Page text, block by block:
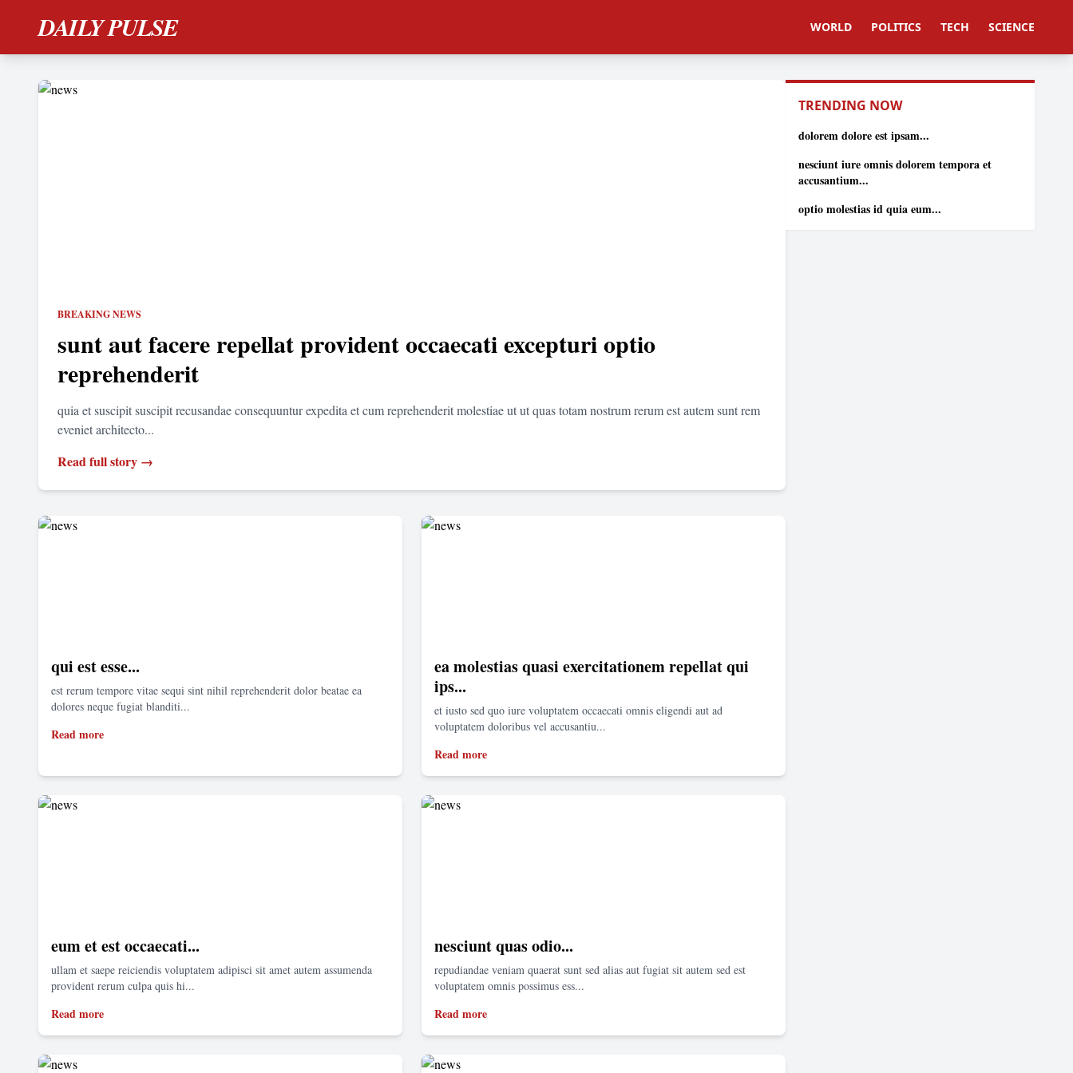
DAILY PULSE WORLD POLITICS TECH SCIENCE
BREAKING NEWS
sunt aut facere repellat provident occaecati excepturi optio
reprehenderit
quia et suscipit suscipit recusandae consequuntur expedita et cum reprehenderit molestiae ut ut quas totam nostrum rerum est autem sunt rem
eveniet architecto...
Read full story →
qui est esse...
est rerum tempore vitae sequi sint nihil reprehenderit dolor beatae ea
dolores neque fugiat blanditi...
Read more
ea molestias quasi exercitationem repellat qui
ips...
et iusto sed quo iure voluptatem occaecati omnis eligendi aut ad
voluptatem doloribus vel accusantiu...
Read more
eum et est occaecati...
ullam et saepe reiciendis voluptatem adipisci sit amet autem assumenda
provident rerum culpa quis hi...
Read more
nesciunt quas odio...
repudiandae veniam quaerat sunt sed alias aut fugiat sit autem sed est
voluptatem omnis possimus ess...
Read more
TRENDING NOW
dolorem dolore est ipsam...
nesciunt iure omnis dolorem tempora et
accusantium...
optio molestias id quia eum...